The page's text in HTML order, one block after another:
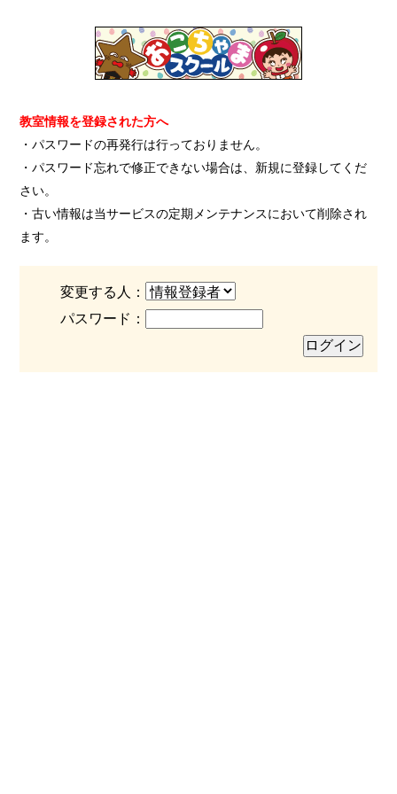
教室情報を登録された方へ
・パスワードの再発行は行っておりません。
・パスワード忘れで修正できない場合は、新規に登録してくだ
さい。
・古い情報は当サービスの定期メンテナンスにおいて削除され
ます。
変更する人：
パスワード：